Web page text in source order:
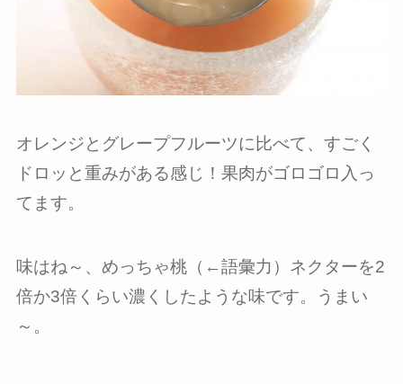
オレンジとグレープフルーツに比べて、すごく
ドロッと重みがある感じ！果肉がゴロゴロ入っ
てます。
味はね～、めっちゃ桃（←語彙力）ネクターを2
倍か3倍くらい濃くしたような味です。うまい
～。